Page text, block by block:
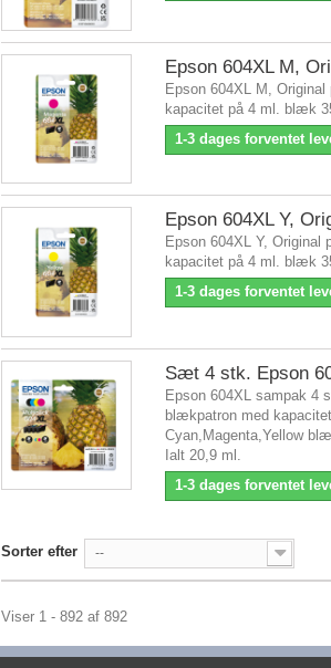
Epson 604XL M,
Epson 604XL M,
kapacitet på 4 ml. blæk
1-3 dages forventet
Epson 604XL Y,
Epson 604XL Y, Original
kapacitet på 4 ml. blæk
1-3 dages forventet
Sæt 4 stk. Epson
Epson 604XL sampak 4
blækpatron med
Cyan,Magenta,Yellow
Ialt 20,9 ml.
1-3 dages forventet
Sorter efter --
Viser 1 - 892 af 892